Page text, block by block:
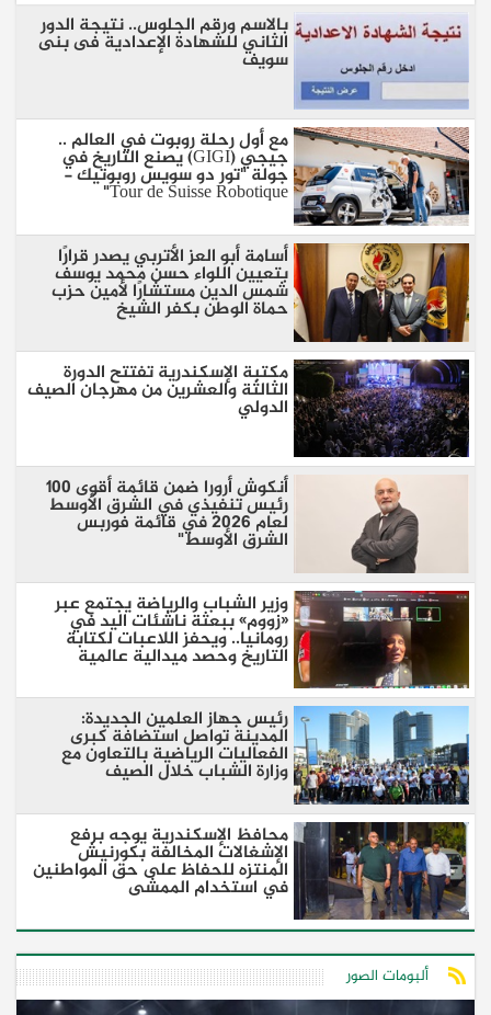
بالاسم ورقم الجلوس.. نتيجة الدور
الثاني للشهادة الإعدادية فى بنى
سويف
مع أول رحلة روبوت في العالم ..
جيجي (GIGI) يصنع التاريخ في
جولة "تور دو سويس روبوتيك -
Tour de Suisse Robotique"
أسامة أبو العز الأتربي يصدر قرارًا
بتعيين اللواء حسن محمد يوسف
شمس الدين مستشارًا لأمين حزب
حماة الوطن بكفر الشيخ
مكتبة الإسكندرية تفتتح الدورة
الثالثة والعشرين من مهرجان الصيف
الدولي
أنكوش أرورا ضمن قائمة أقوى 100
رئيس تنفيذي في الشرق الأوسط
لعام 2026 في قائمة فوربس
الشرق الأوسط"
وزير الشباب والرياضة يجتمع عبر
«زووم» ببعثة ناشئات اليد في
رومانيا.. ويحفز اللاعبات لكتابة
التاريخ وحصد ميدالية عالمية
رئيس جهاز العلمين الجديدة:
المدينة تواصل استضافة كبرى
الفعاليات الرياضية بالتعاون مع
وزارة الشباب خلال الصيف
محافظ الإسكندرية يوجه برفع
الإشغالات المخالفة بكورنيش
المنتزه للحفاظ على حق المواطنين
في استخدام الممشى
ألبومات الصور